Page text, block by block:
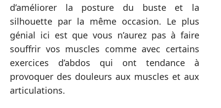
d’améliorer la posture du buste et la
silhouette par la même occasion. Le plus
génial ici est que vous n’aurez pas à faire
souffrir vos muscles comme avec certains
exercices d’abdos qui ont tendance à
provoquer des douleurs aux muscles et aux
articulations.